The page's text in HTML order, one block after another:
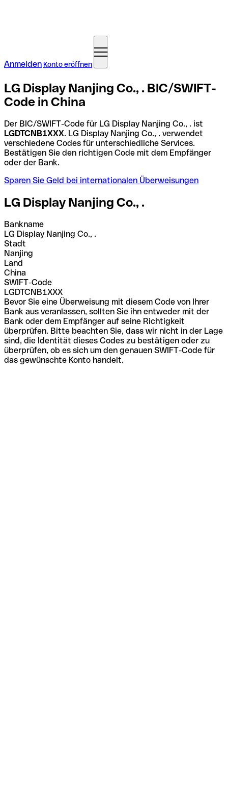
Anmelden Konto eröffnen
LG Display Nanjing Co., . BIC/SWIFT-
Code in China
Der BIC/SWIFT-Code für LG Display Nanjing Co., . ist
LGDTCNB1XXX. LG Display Nanjing Co., . verwendet
verschiedene Codes für unterschiedliche Services.
Bestätigen Sie den richtigen Code mit dem Empfänger
oder der Bank.
Sparen Sie Geld bei internationalen Überweisungen
LG Display Nanjing Co., .
Bankname
LG Display Nanjing Co., .
Stadt
Nanjing
Land
China
SWIFT-Code
LGDTCNB1XXX
Bevor Sie eine Überweisung mit diesem Code von Ihrer
Bank aus veranlassen, sollten Sie ihn entweder mit der
Bank oder dem Empfänger auf seine Richtigkeit
überprüfen. Bitte beachten Sie, dass wir nicht in der Lage
sind, die Identität dieses Codes zu bestätigen oder zu
überprüfen, ob es sich um den genauen SWIFT-Code für
das gewünschte Konto handelt.